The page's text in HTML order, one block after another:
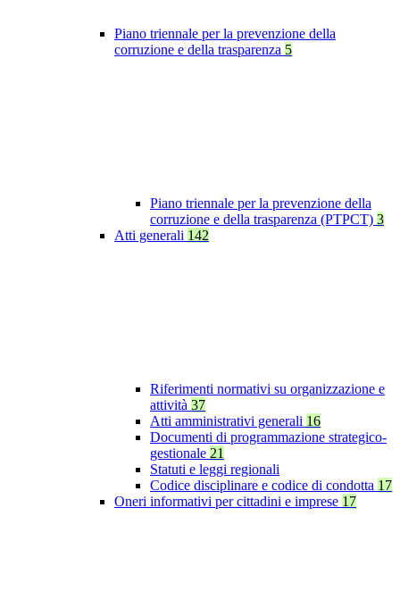
Piano triennale per la prevenzione della
corruzione e della trasparenza 5
Piano triennale per la prevenzione della
corruzione e della trasparenza (PTPCT) 3
Atti generali 142
Riferimenti normativi su organizzazione e
attività 37
Atti amministrativi generali 16
Documenti di programmazione strategico-
gestionale 21
Statuti e leggi regionali
Codice disciplinare e codice di condotta 17
Oneri informativi per cittadini e imprese 17